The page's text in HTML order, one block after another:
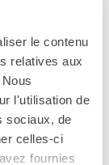
le contenu
relatives aux
l'utilisation de
sociaux, de
celles-ci
fournies
per dare
in termini di
a Roma sia